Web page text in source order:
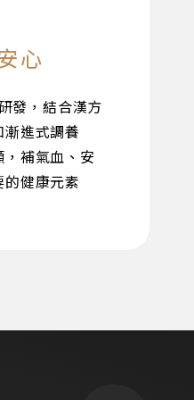
心
發，結合漢方
進式調養
補氣血、安
健康元素